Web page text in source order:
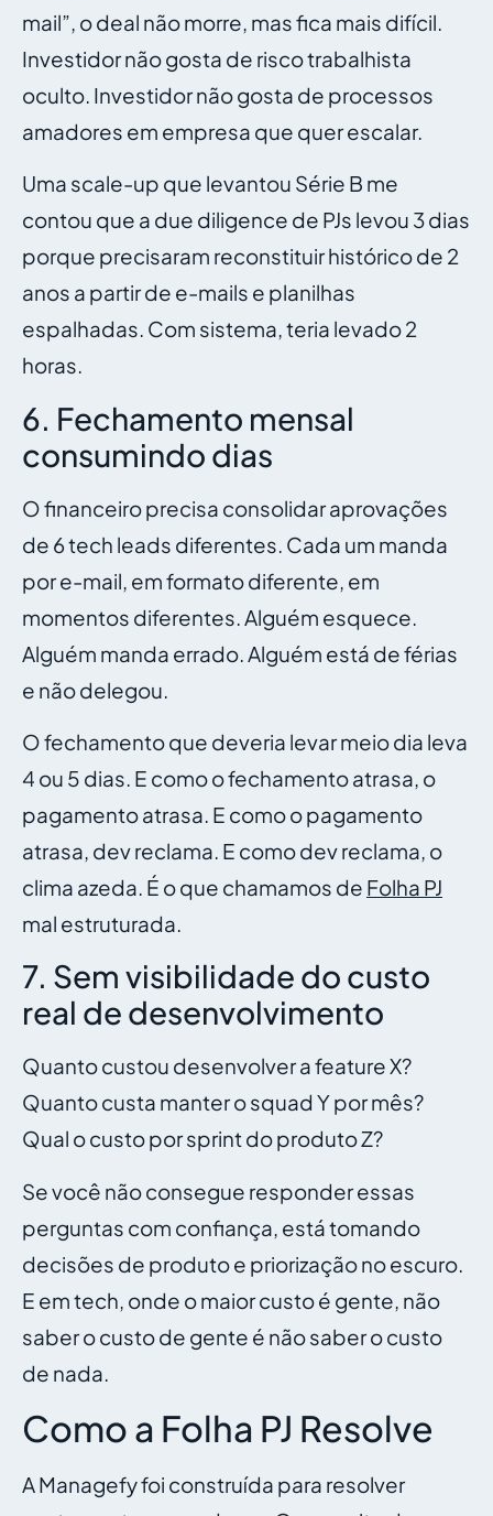
mail”, o deal não morre, mas fica mais difícil.
Investidor não gosta de risco trabalhista
oculto. Investidor não gosta de processos
amadores em empresa que quer escalar.
Uma scale-up que levantou Série B me
contou que a due diligence de PJs levou 3 dias
porque precisaram reconstituir histórico de 2
anos a partir de e-mails e planilhas
espalhadas. Com sistema, teria levado 2
horas.
6. Fechamento mensal
consumindo dias
O financeiro precisa consolidar aprovações
de 6 tech leads diferentes. Cada um manda
por e-mail, em formato diferente, em
momentos diferentes. Alguém esquece.
Alguém manda errado. Alguém está de férias
e não delegou.
O fechamento que deveria levar meio dia leva
4 ou 5 dias. E como o fechamento atrasa, o
pagamento atrasa. E como o pagamento
atrasa, dev reclama. E como dev reclama, o
clima azeda. É o que chamamos de Folha PJ
mal estruturada.
7. Sem visibilidade do custo
real de desenvolvimento
Quanto custou desenvolver a feature X?
Quanto custa manter o squad Y por mês?
Qual o custo por sprint do produto Z?
Se você não consegue responder essas
perguntas com confiança, está tomando
decisões de produto e priorização no escuro.
E em tech, onde o maior custo é gente, não
saber o custo de gente é não saber o custo
de nada.
Como a Folha PJ Resolve
A Managefy foi construída para resolver